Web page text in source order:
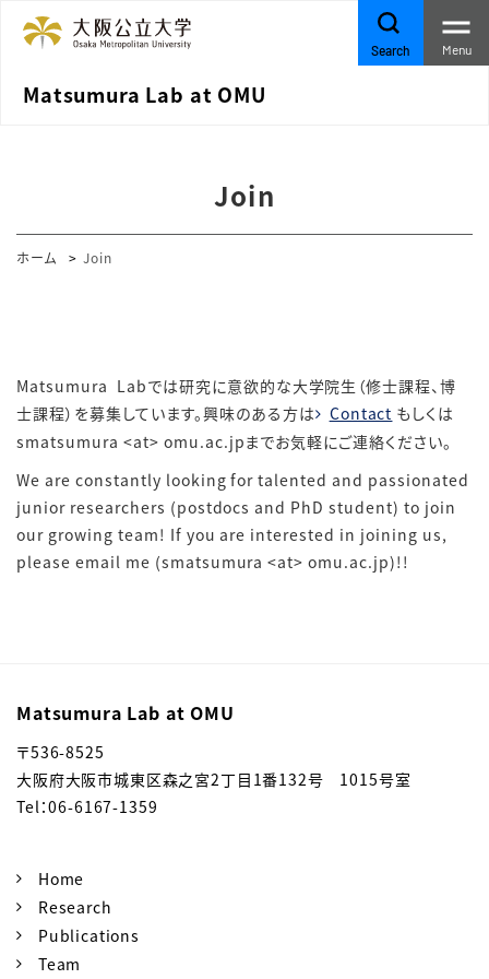
Matsumura Lab at OMU
Search Menu
Join
ホーム Join
Matsumura Labでは研究に意欲的な大学院生（修士課程、博
士課程）を募集しています。興味のある方は
Contact もしくは
smatsumura <at> omu.ac.jpまでお気軽にご連絡ください。
We are constantly looking for talented and passionated
junior researchers (postdocs and PhD student) to join
our growing team! If you are interested in joining us,
please email me (smatsumura <at> omu.ac.jp)!!
Matsumura Lab at OMU
〒536-8525
大阪府大阪市城東区森之宮2丁目1番132号 1015号室
Tel：06-6167-1359
Home
Research
Publications
Team